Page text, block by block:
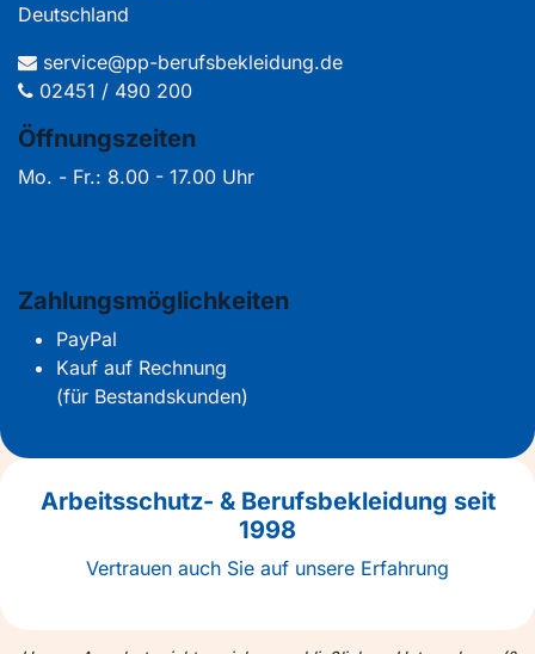
Deutschland
service@pp-berufsbekleidung.de
02451 / 490 200
Öffnungszeiten
Mo. - Fr.: 8.00 - 17.00 Uhr
Zahlungsmöglichkeiten
PayPal
Kauf auf Rechnung
(für Bestandskunden)
Arbeitsschutz- & Berufsbekleidung seit
1998
Vertrauen auch Sie auf unsere Erfahrung